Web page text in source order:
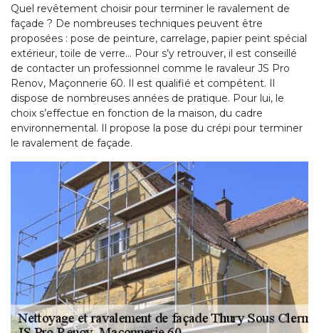
Quel revêtement choisir pour terminer le ravalement de
façade ? De nombreuses techniques peuvent être
proposées : pose de peinture, carrelage, papier peint spécial
extérieur, toile de verre… Pour s’y retrouver, il est conseillé
de contacter un professionnel comme le ravaleur JS Pro
Renov, Maçonnerie 60. Il est qualifié et compétent. Il
dispose de nombreuses années de pratique. Pour lui, le
choix s’effectue en fonction de la maison, du cadre
environnemental. Il propose la pose du crépi pour terminer
le ravalement de façade.